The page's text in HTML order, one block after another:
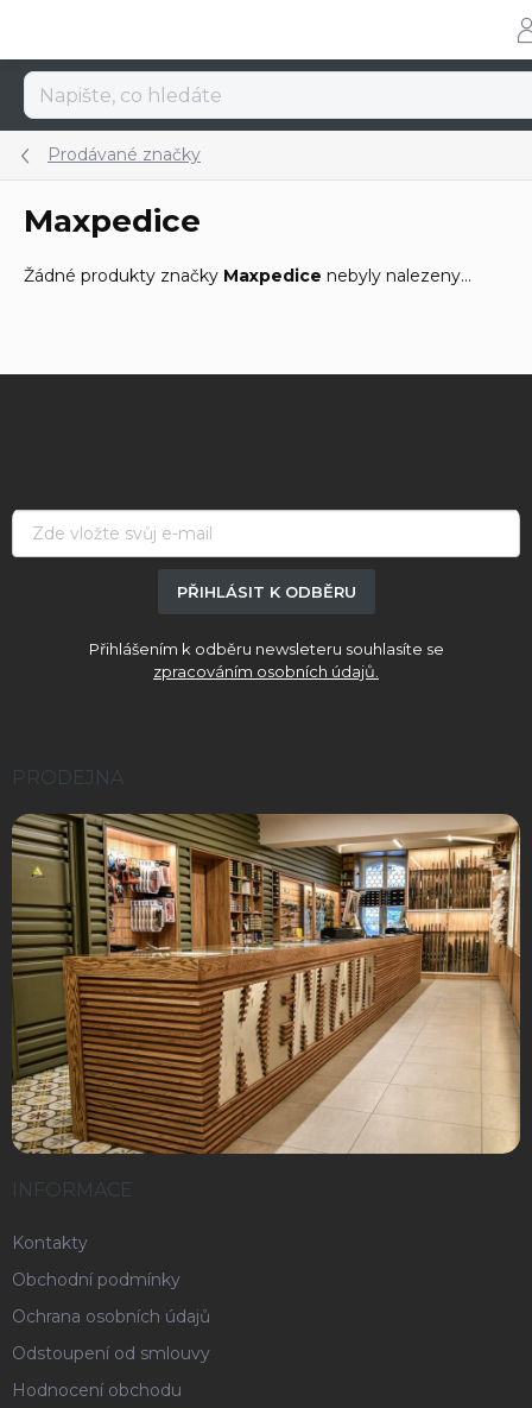
obsah
Prodávané značky
Maxpedice
Žádné produkty značky Maxpedice nebyly nalezeny...
PŘIHLÁSIT K ODBĚRU
Přihlášením k odběru newsleteru souhlasíte se
zpracováním osobních údajů.
PRODEJNA
INFORMACE
Kontakty
Obchodní podmínky
Ochrana osobních údajů
Odstoupení od smlouvy
Hodnocení obchodu